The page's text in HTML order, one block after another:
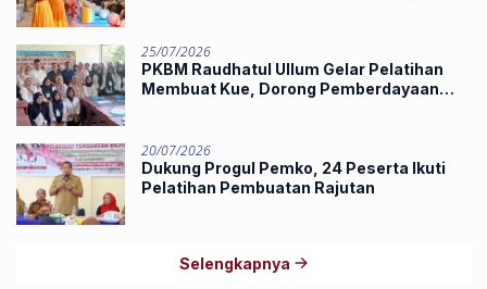
25/07/2026
PKBM Raudhatul Ullum Gelar Pelatihan
Membuat Kue, Dorong Pemberdayaan
20/07/2026
Dukung Progul Pemko, 24 Peserta Ikuti
Pelatihan Pembuatan Rajutan
Selengkapnya